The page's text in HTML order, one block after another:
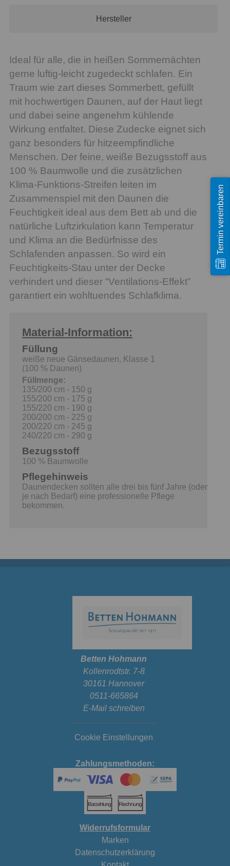
Hersteller
Ideal für alle, die in heißen Sommernächten
gerne luftig-leicht zugedeckt schlafen. Ein
Traum wie zart dieses Sommerbett, gefüllt
mit hochwertigen Daunen, auf der Haut liegt
und dabei seine angenehm kühlende
Wirkung entfaltet. Diese Zudecke eignet sich
ganz besonders für hitzeempfindliche
Menschen. Der feine, weiße Bezugsstoff aus
100 % Baumwolle und die zusätzlichen
Klima-Funktions-Streifen leiten im
Zusammenspiel mit den Daunen die
Feuchtigkeit ideal aus dem Bett ab und die
natürliche Luftzirkulation kann Temperatur
und Klima an die Bedürfnisse des
Schlafenden anpassen. So wird ein
Feuchtigkeits-Stau unter der Decke
verhindert und dieser “Ventilations-Effekt”
garantiert ein wohltuendes Schlafklima.
Material-Information:
Füllung
weiße neue Gänsedaunen, Klasse 1
(100 % Daunen)
Füllmenge:
135/200 cm - 150 g
155/200 cm - 175 g
155/220 cm - 190 g
200/200 cm - 225 g
200/220 cm - 245 g
240/220 cm - 290 g
Bezugsstoff
100 % Baumwolle
Pflegehinweis
Daunendecken sollten alle drei bis fünf Jahre (oder
je nach Bedarf) eine professionelle Pflege
bekommen.
Termin vereinbaren
Betten Hohmann
Kollenrodtstr. 7-8
30161 Hannover
0511-665864
E-Mail schreiben
Cookie Einstellungen
Zahlungsmethoden:
Widerrufsformular
Marken
Datenschutzerklärung